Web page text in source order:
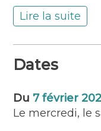
Anecdotes
maritimes et
tous, cette
l’océan et l’île
insolite. Une
Lire la suite
Dates
Du 7 février
Le mercredi, le